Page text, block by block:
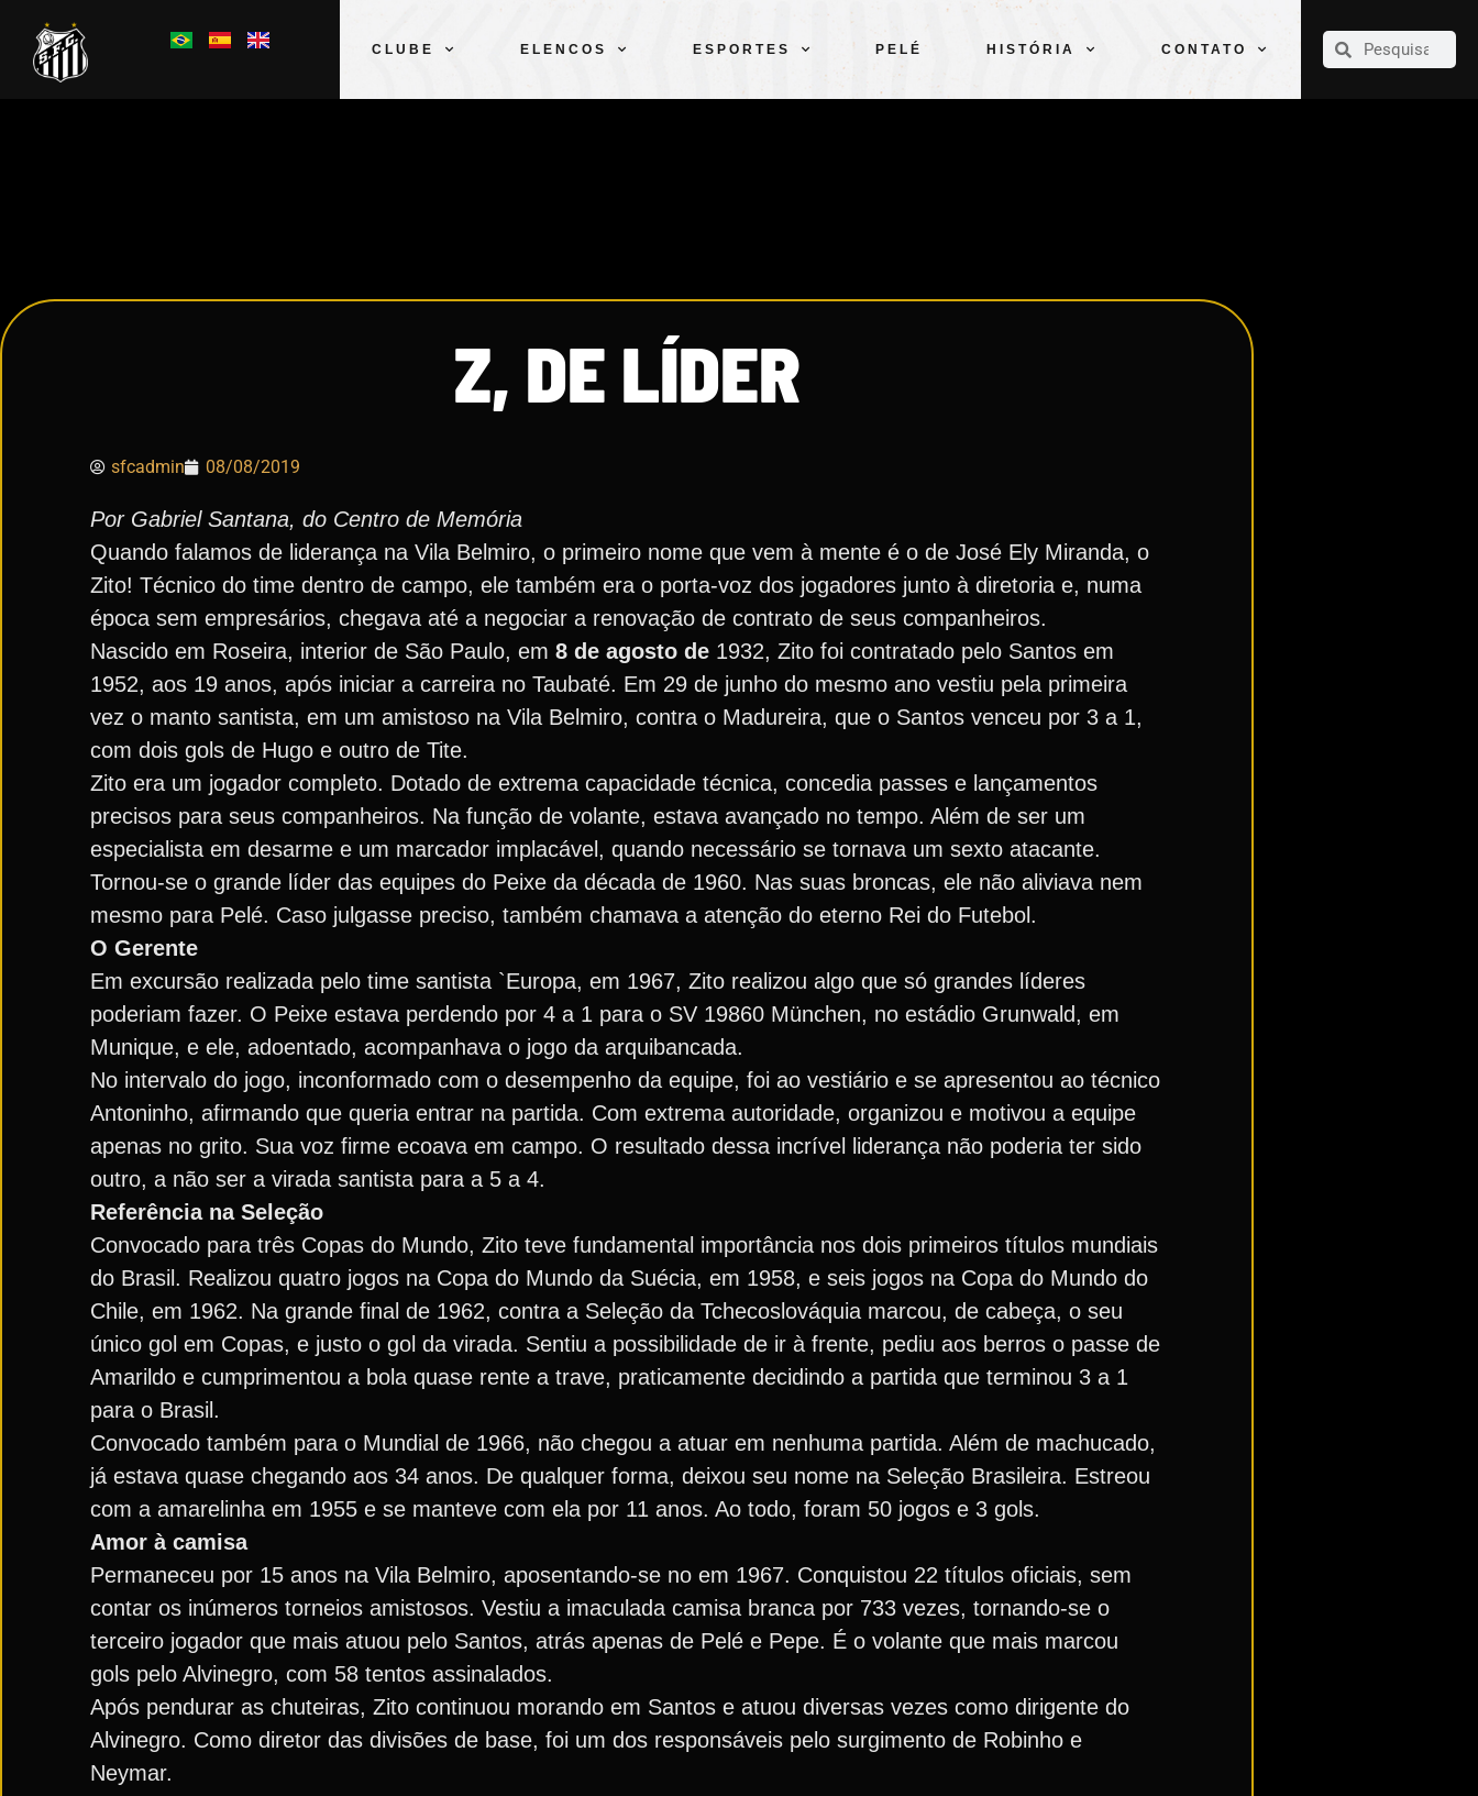
CLUBE ELENCOS ESPORTES PELÉ HISTÓRIA CONTATO
CLUBE
Z, DE LÍDER
sfcadmin 08/08/2019
Por Gabriel Santana, do Centro de Memória
Quando falamos de liderança na Vila Belmiro, o primeiro nome que vem à mente é o de José Ely Miranda, o
Zito! Técnico do time dentro de campo, ele também era o porta-voz dos jogadores junto à diretoria e, numa
época sem empresários, chegava até a negociar a renovação de contrato de seus companheiros.
Nascido em Roseira, interior de São Paulo, em 8 de agosto de 1932, Zito foi contratado pelo Santos em
1952, aos 19 anos, após iniciar a carreira no Taubaté. Em 29 de junho do mesmo ano vestiu pela primeira
vez o manto santista, em um amistoso na Vila Belmiro, contra o Madureira, que o Santos venceu por 3 a 1,
com dois gols de Hugo e outro de Tite.
Zito era um jogador completo. Dotado de extrema capacidade técnica, concedia passes e lançamentos
precisos para seus companheiros. Na função de volante, estava avançado no tempo. Além de ser um
especialista em desarme e um marcador implacável, quando necessário se tornava um sexto atacante.
Tornou-se o grande líder das equipes do Peixe da década de 1960. Nas suas broncas, ele não aliviava nem
mesmo para Pelé. Caso julgasse preciso, também chamava a atenção do eterno Rei do Futebol.
O Gerente
Em excursão realizada pelo time santista `Europa, em 1967, Zito realizou algo que só grandes líderes
poderiam fazer. O Peixe estava perdendo por 4 a 1 para o SV 19860 München, no estádio Grunwald, em
Munique, e ele, adoentado, acompanhava o jogo da arquibancada.
No intervalo do jogo, inconformado com o desempenho da equipe, foi ao vestiário e se apresentou ao técnico
Antoninho, afirmando que queria entrar na partida. Com extrema autoridade, organizou e motivou a equipe
apenas no grito. Sua voz firme ecoava em campo. O resultado dessa incrível liderança não poderia ter sido
outro, a não ser a virada santista para a 5 a 4.
Referência na Seleção
Convocado para três Copas do Mundo, Zito teve fundamental importância nos dois primeiros títulos mundiais
do Brasil. Realizou quatro jogos na Copa do Mundo da Suécia, em 1958, e seis jogos na Copa do Mundo do
Chile, em 1962. Na grande final de 1962, contra a Seleção da Tchecoslováquia marcou, de cabeça, o seu
único gol em Copas, e justo o gol da virada. Sentiu a possibilidade de ir à frente, pediu aos berros o passe de
Amarildo e cumprimentou a bola quase rente a trave, praticamente decidindo a partida que terminou 3 a 1
para o Brasil.
Convocado também para o Mundial de 1966, não chegou a atuar em nenhuma partida. Além de machucado,
já estava quase chegando aos 34 anos. De qualquer forma, deixou seu nome na Seleção Brasileira. Estreou
com a amarelinha em 1955 e se manteve com ela por 11 anos. Ao todo, foram 50 jogos e 3 gols.
Amor à camisa
Permaneceu por 15 anos na Vila Belmiro, aposentando-se no em 1967. Conquistou 22 títulos oficiais, sem
contar os inúmeros torneios amistosos. Vestiu a imaculada camisa branca por 733 vezes, tornando-se o
terceiro jogador que mais atuou pelo Santos, atrás apenas de Pelé e Pepe. É o volante que mais marcou
gols pelo Alvinegro, com 58 tentos assinalados.
Após pendurar as chuteiras, Zito continuou morando em Santos e atuou diversas vezes como dirigente do
Alvinegro. Como diretor das divisões de base, foi um dos responsáveis pelo surgimento de Robinho e
Neymar.